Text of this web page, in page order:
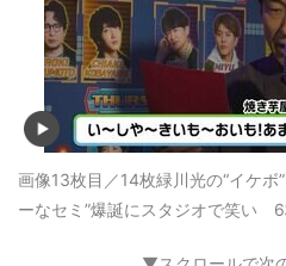
画像13枚目／14枚緑川光の“イケボ
ーなセミ”爆誕にスタジオで笑い 6